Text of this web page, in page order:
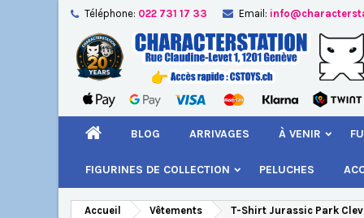
Téléphone: 022 731 17 33 Email:
BLOG ARRIVAGES À VENIR
FIGURINES DE COLLECTION PELUCHES
Accueil Vêtements T-Shirt Jurassic Park